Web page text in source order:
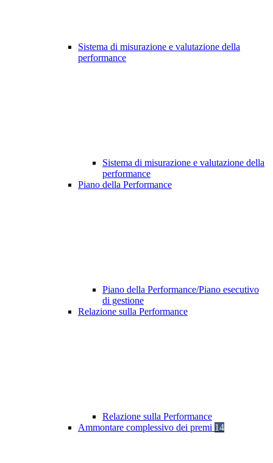
Sistema di misurazione e valutazione della
performance
Sistema di misurazione e valutazione della
performance
Piano della Performance
Piano della Performance/Piano esecutivo
di gestione
Relazione sulla Performance
Relazione sulla Performance
Ammontare complessivo dei premi 14